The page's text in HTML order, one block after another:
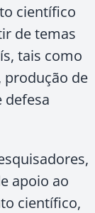
científico
de temas
tais como
produção de
defesa
apoio ao
científico,